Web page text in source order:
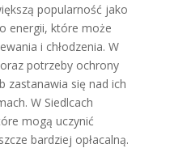
popularność jako
energii, które może
i chłodzenia. W
potrzeby ochrony
zastanawia się nad ich
W Siedlcach
mogą uczynić
bardziej opłacalną.